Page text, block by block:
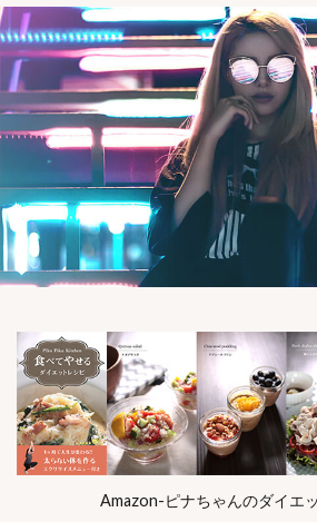
Amazon-ピナちゃんのダイエ